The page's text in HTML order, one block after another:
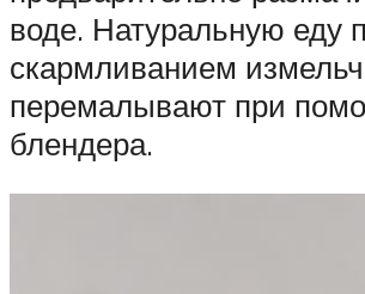
воде. Натуральную еду
скармливанием
перемалывают при
блендера.